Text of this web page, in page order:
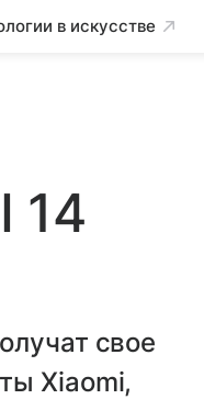
в искусстве
14
свое
Xiaomi,